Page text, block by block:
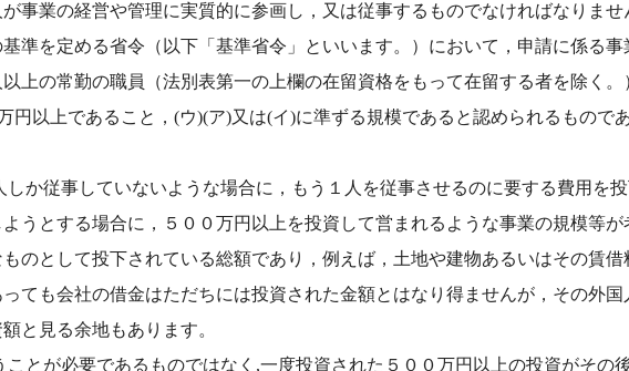
事業の経営や管理に実質的に参画し，又は従事するものでなければなりませ
準を定める省令（以下「基準省令」といいます。）において，申請に係る
上の常勤の職員（法別表第一の上欄の在留資格をもって在留する者を除く
以上であること，(ウ)(ア)又は(イ)に準ずる規模であると認められるもので
か従事していないような場合に，もう１人を従事させるのに要する費用を
うとする場合に，５００万円以上を投資して営まれるような事業の規模等が
のとして投下されている総額であり，例えば，土地や建物あるいはその賃
ても会社の借金はただちには投資された金額とはなり得ませんが，その外
と見る余地もあります。
とが必要であるものではなく,一度投資された５００万円以上の投資がその